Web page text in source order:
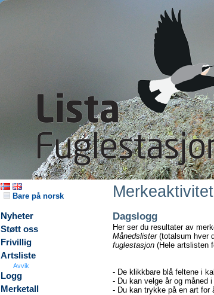
Bare på norsk
Nyheter
Støtt oss
Frivillig
Artsliste
Avvik
Logg
Merketall
Merkeaktivitet
Dagslogg
Her ser du resultater av
Månedslister(totalsum hver
fuglestasjon (Hele artslisten
- De klikkbare blå feltene i
- Du kan velge år og måned
- Du kan trykke på en art for